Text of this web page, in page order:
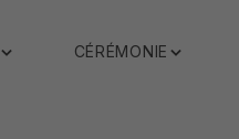
CÉRÉMONIE